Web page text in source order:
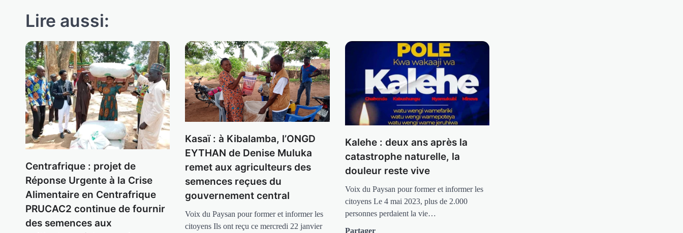
Lire aussi:
Centrafrique : projet de
Réponse Urgente à la Crise
Alimentaire en Centrafrique
PRUCAC2 continue de fournir
des semences aux
Kasaï : à Kibalamba, l’ONGD
EYTHAN de Denise Muluka
remet aux agriculteurs des
semences reçues du
gouvernement central
Voix du Paysan pour former et informer les
citoyens Ils ont reçu ce mercredi 22 janvier
Kalehe : deux ans après la
catastrophe naturelle, la
douleur reste vive
Voix du Paysan pour former et informer les
citoyens Le 4 mai 2023, plus de 2.000
personnes perdaient la vie…
Partager